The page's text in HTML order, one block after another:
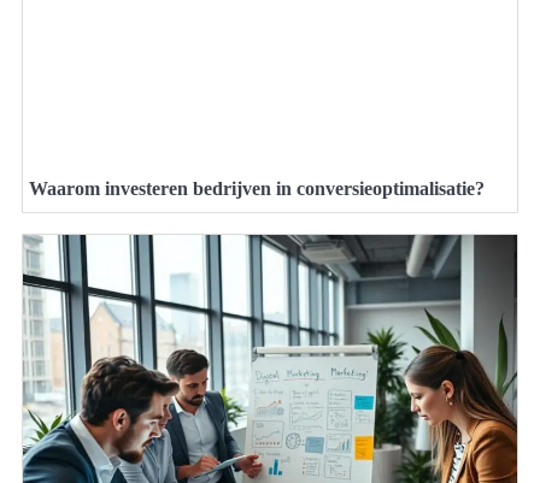
Waarom investeren bedrijven in conversieoptimalisatie?